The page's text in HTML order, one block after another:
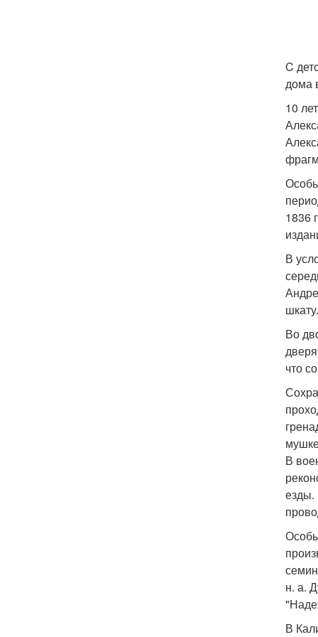
C
дома
10
1836
В
Во
что
В
езды.
н. а.
В